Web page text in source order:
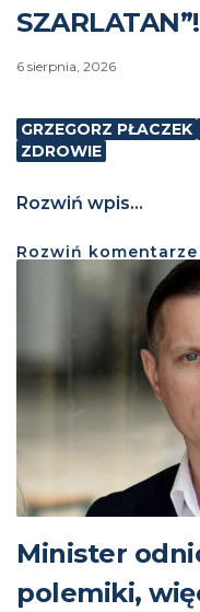
SZARLATAN”!
6 sierpnia, 2026
GRZEGORZ PŁACZEK
ZDROWIE
Rozwiń wpis...
Rozwiń komentarze
Minister
polemiki,